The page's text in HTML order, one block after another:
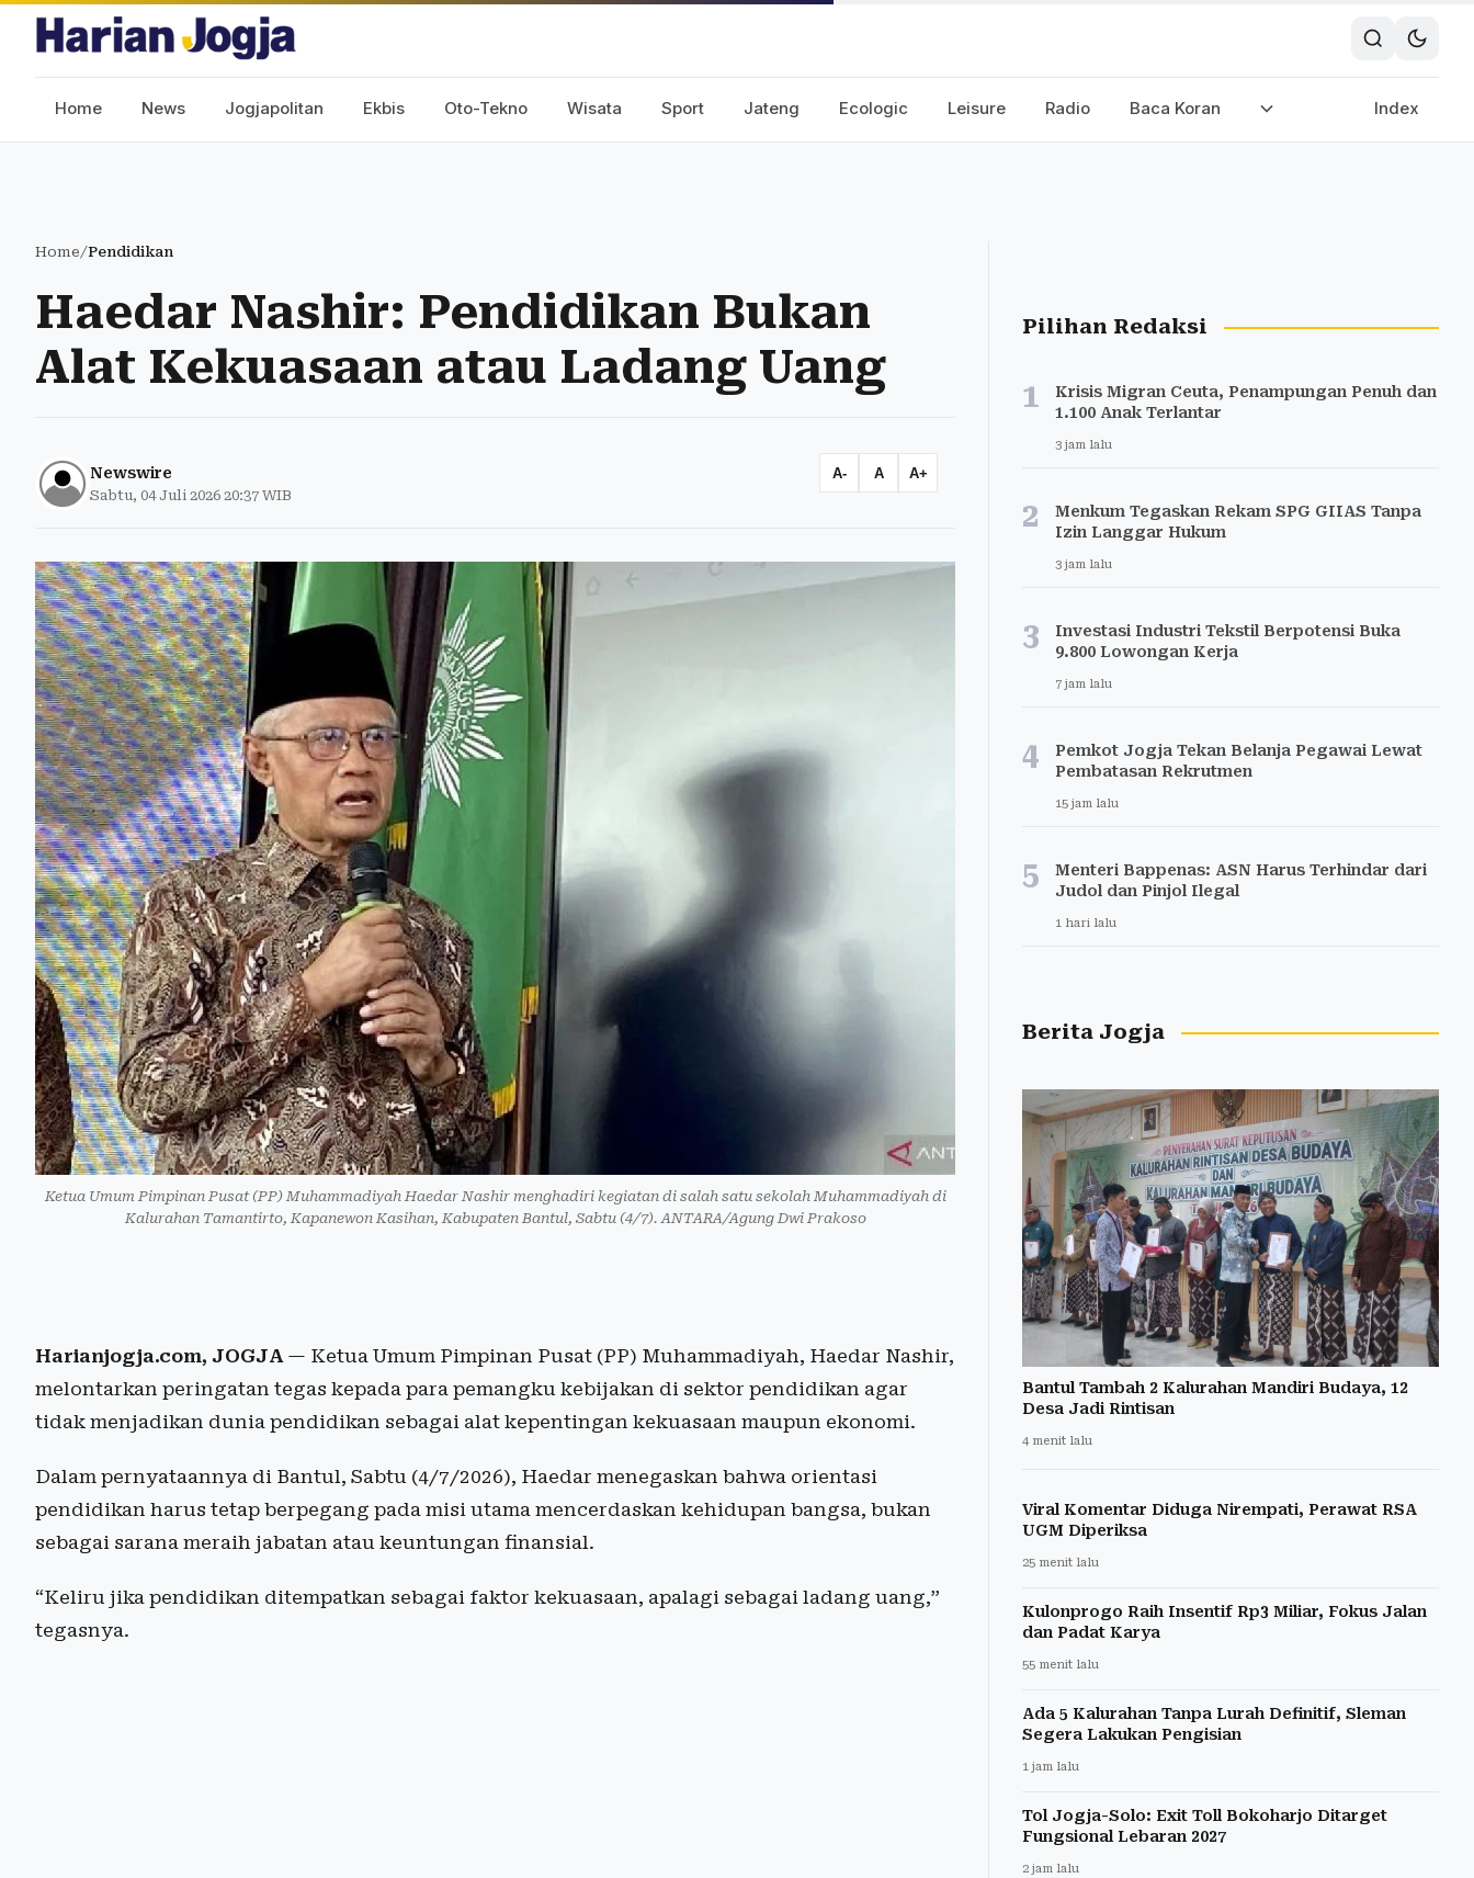
Home News Jogjapolitan Ekbis Oto-Tekno Wisata Sport Jateng Ecologic Leisure Radio Baca Koran Index
Home/Pendidikan
Haedar Nashir: Pendidikan Bukan
Alat Kekuasaan atau Ladang Uang
Newswire
Sabtu, 04 Juli 2026 20:37 WIB
A- A A+
Ketua Umum Pimpinan Pusat (PP) Muhammadiyah Haedar Nashir menghadiri kegiatan di salah satu sekolah Muhammadiyah di
Kalurahan Tamantirto, Kapanewon Kasihan, Kabupaten Bantul, Sabtu (4/7). ANTARA/Agung Dwi Prakoso
Harianjogja.com, JOGJA— Ketua Umum Pimpinan Pusat (PP) Muhammadiyah, Haedar Nashir,
melontarkan peringatan tegas kepada para pemangku kebijakan di sektor pendidikan agar
tidak menjadikan dunia pendidikan sebagai alat kepentingan kekuasaan maupun ekonomi.
Dalam pernyataannya di Bantul, Sabtu (4/7/2026), Haedar menegaskan bahwa orientasi
pendidikan harus tetap berpegang pada misi utama mencerdaskan kehidupan bangsa, bukan
sebagai sarana meraih jabatan atau keuntungan finansial.
“Keliru jika pendidikan ditempatkan sebagai faktor kekuasaan, apalagi sebagai ladang uang,”
tegasnya.
Pilihan Redaksi
1
Krisis Migran Ceuta, Penampungan Penuh dan
1.100 Anak Terlantar
3 jam lalu
2
Menkum Tegaskan Rekam SPG GIIAS Tanpa
Izin Langgar Hukum
3 jam lalu
3
Investasi Industri Tekstil Berpotensi Buka
9.800 Lowongan Kerja
7 jam lalu
4
Pemkot Jogja Tekan Belanja Pegawai Lewat
Pembatasan Rekrutmen
15 jam lalu
5
Menteri Bappenas: ASN Harus Terhindar dari
Judol dan Pinjol Ilegal
1 hari lalu
Berita Jogja
Bantul Tambah 2 Kalurahan Mandiri Budaya, 12
Desa Jadi Rintisan
4 menit lalu
Viral Komentar Diduga Nirempati, Perawat RSA
UGM Diperiksa
25 menit lalu
Kulonprogo Raih Insentif Rp3 Miliar, Fokus Jalan
dan Padat Karya
55 menit lalu
Ada 5 Kalurahan Tanpa Lurah Definitif, Sleman
Segera Lakukan Pengisian
1 jam lalu
Tol Jogja-Solo: Exit Toll Bokoharjo Ditarget
Fungsional Lebaran 2027
2 jam lalu